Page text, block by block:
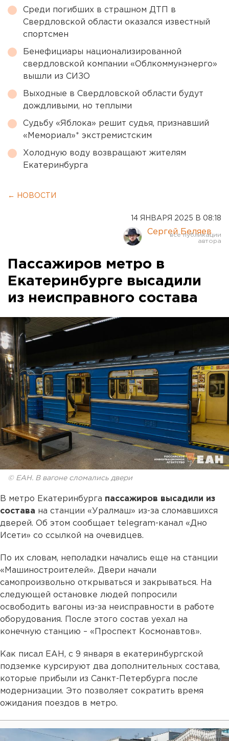
Среди погибших в страшном ДТП в
Свердловской области оказался известный
спортсмен
Бенефициары национализированной
свердловской компании «Облкоммунэнерго»
вышли из СИЗО
Выходные в Свердловской области будут
дождливыми, но теплыми
Судьбу «Яблока» решит судья, признавший
«Мемориал»* экстремистским
Холодную воду возвращают жителям
Екатеринбурга
← НОВОСТИ
14 ЯНВАРЯ 2025 В 08:18
Сергей Беляев
Пассажиров метро в
Екатеринбурге высадили
из неисправного состава
© ЕАН. В вагоне сломались двери
В метро Екатеринбурга пассажиров высадили из
состава на станции «Уралмаш» из-за сломавшихся
дверей. Об этом сообщает telegram-канал «Дно
Исети» со ссылкой на очевидцев.
По их словам, неполадки начались еще на станции
«Машиностроителей». Двери начали
самопроизвольно открываться и закрываться. На
следующей остановке людей попросили
освободить вагоны из-за неисправности в работе
оборудования. После этого состав уехал на
конечную станцию – «Проспект Космонавтов».
Как писал ЕАН, с 9 января в екатеринбургской
подземке курсируют два дополнительных состава,
которые прибыли из Санкт-Петербурга после
модернизации. Это позволяет сократить время
ожидания поездов в метро.